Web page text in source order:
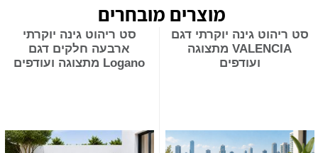
מוצרים מובחרים
סט ריהוט גינה יוקרתי דגם
VALENCIA מתצוגה
ועודפים
סט ריהוט גינה יוקרתי
ארבעה חלקים דגם
Logano מתצוגה ועודפים